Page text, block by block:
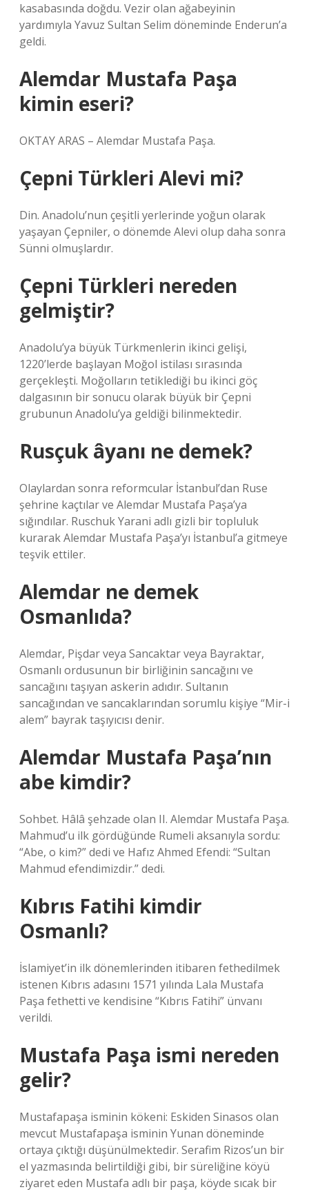
kasabasında doğdu. Vezir olan ağabeyinin
yardımıyla Yavuz Sultan Selim döneminde Enderun’a
geldi.
Alemdar Mustafa Paşa
kimin eseri?
OKTAY ARAS – Alemdar Mustafa Paşa.
Çepni Türkleri Alevi mi?
Din. Anadolu’nun çeşitli yerlerinde yoğun olarak
yaşayan Çepniler, o dönemde Alevi olup daha sonra
Sünni olmuşlardır.
Çepni Türkleri nereden
gelmiştir?
Anadolu’ya büyük Türkmenlerin ikinci gelişi,
1220’lerde başlayan Moğol istilası sırasında
gerçekleşti. Moğolların tetiklediği bu ikinci göç
dalgasının bir sonucu olarak büyük bir Çepni
grubunun Anadolu’ya geldiği bilinmektedir.
Rusçuk âyanı ne demek?
Olaylardan sonra reformcular İstanbul’dan Ruse
şehrine kaçtılar ve Alemdar Mustafa Paşa’ya
sığındılar. Ruschuk Yarani adlı gizli bir topluluk
kurarak Alemdar Mustafa Paşa’yı İstanbul’a gitmeye
teşvik ettiler.
Alemdar ne demek
Osmanlıda?
Alemdar, Pişdar veya Sancaktar veya Bayraktar,
Osmanlı ordusunun bir birliğinin sancağını ve
sancağını taşıyan askerin adıdır. Sultanın
sancağından ve sancaklarından sorumlu kişiye “Mir-i
alem” bayrak taşıyıcısı denir.
Alemdar Mustafa Paşa’nın
abe kimdir?
Sohbet. Hâlâ şehzade olan II. Alemdar Mustafa Paşa.
Mahmud’u ilk gördüğünde Rumeli aksanıyla sordu:
“Abe, o kim?” dedi ve Hafız Ahmed Efendi: “Sultan
Mahmud efendimizdir.” dedi.
Kıbrıs Fatihi kimdir
Osmanlı?
İslamiyet’in ilk dönemlerinden itibaren fethedilmek
istenen Kıbrıs adasını 1571 yılında Lala Mustafa
Paşa fethetti ve kendisine “Kıbrıs Fatihi” ünvanı
verildi.
Mustafa Paşa ismi nereden
gelir?
Mustafapaşa isminin kökeni: Eskiden Sinasos olan
mevcut Mustafapaşa isminin Yunan döneminde
ortaya çıktığı düşünülmektedir. Serafim Rizos’un bir
el yazmasında belirtildiği gibi, bir süreliğine köyü
ziyaret eden Mustafa adlı bir paşa, köyde sıcak bir